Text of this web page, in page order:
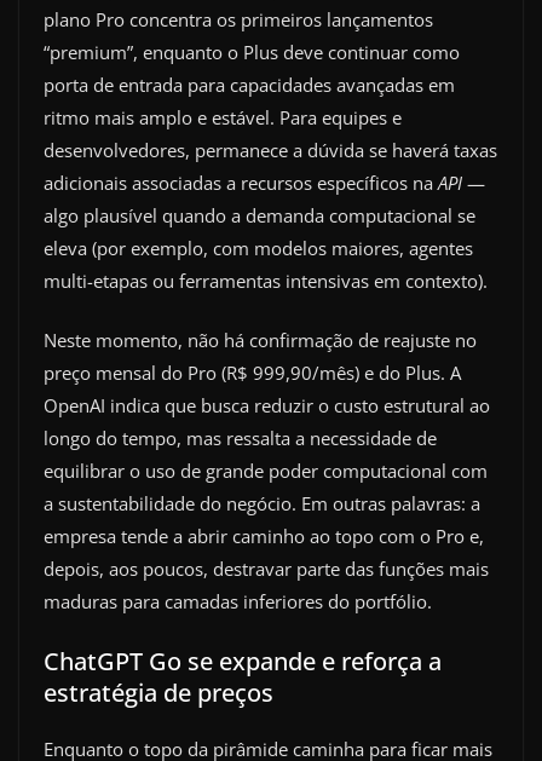
plano Pro concentra os primeiros lançamentos
“premium”, enquanto o Plus deve continuar como
porta de entrada para capacidades avançadas em
ritmo mais amplo e estável. Para equipes e
desenvolvedores, permanece a dúvida se haverá taxas
adicionais associadas a recursos específicos na API —
algo plausível quando a demanda computacional se
eleva (por exemplo, com modelos maiores, agentes
multi-etapas ou ferramentas intensivas em contexto).
Neste momento, não há confirmação de reajuste no
preço mensal do Pro (R$ 999,90/mês) e do Plus. A
OpenAI indica que busca reduzir o custo estrutural ao
longo do tempo, mas ressalta a necessidade de
equilibrar o uso de grande poder computacional com
a sustentabilidade do negócio. Em outras palavras: a
empresa tende a abrir caminho ao topo com o Pro e,
depois, aos poucos, destravar parte das funções mais
maduras para camadas inferiores do portfólio.
ChatGPT Go se expande e reforça a
estratégia de preços
Enquanto o topo da pirâmide caminha para ficar mais